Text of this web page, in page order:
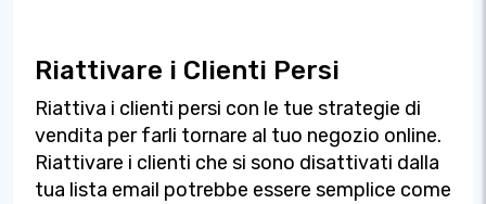
Riattivare i Clienti Persi
Riattiva i clienti persi con le tue strategie di
vendita per farli tornare al tuo negozio online.
Riattivare i clienti che si sono disattivati dalla
tua lista email potrebbe essere semplice come